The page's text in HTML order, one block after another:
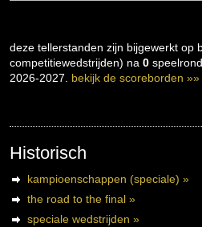
deze tellerstanden zijn bijgewerkt op
competitiewedstrijden) na 0
2026-2027. bekijk de scoreborden »»
Historisch
kampioenschappen (speciale) »
the road to the final »
speciale wedstrijden »